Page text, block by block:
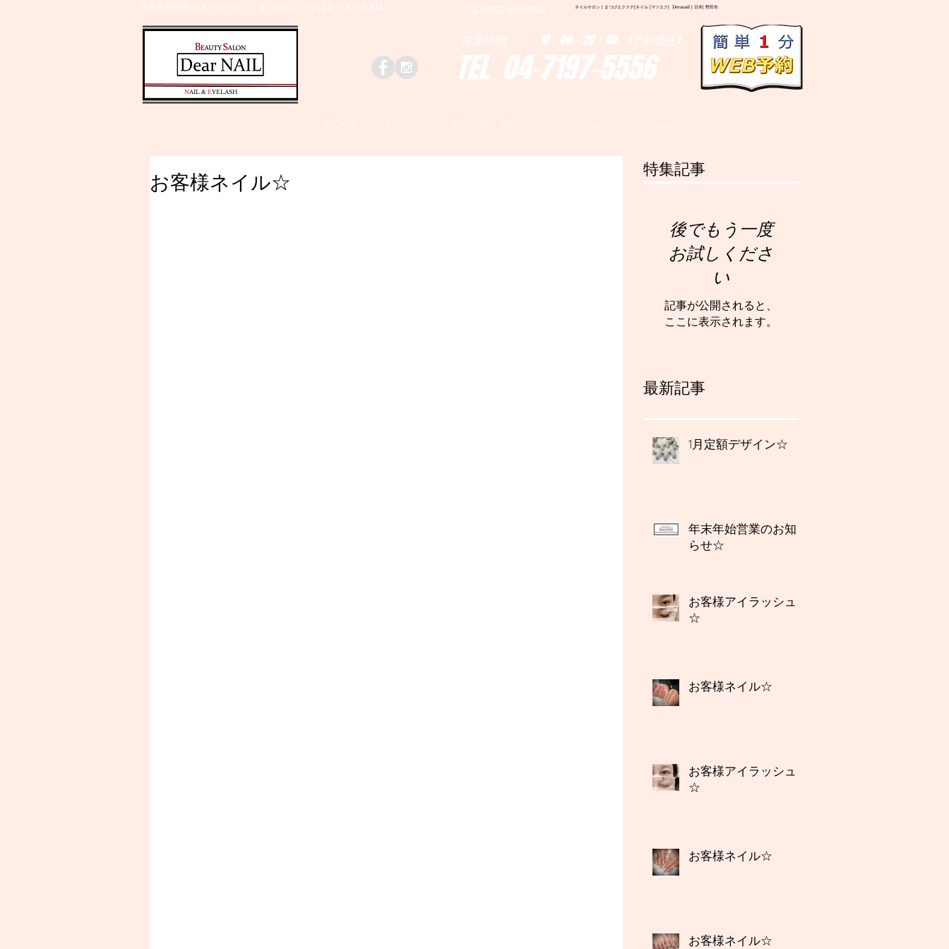
千葉県野田市のネイルサロン、まつげエクステはＤｅａｒＮAILへ ネイルサロン | まつげエクステ|ネイル |マツエク| Deranail | 日本| 野田市
千葉県野田市野田790-1
​NAIL & EYELASH
TEL 04-7197-5556
営業時間 10：00～20：00 (予約優先)
お客様ネイル☆
特集記事
後でもう一度
お試しくださ
い
記事が公開されると、
ここに表示されます。
最新記事
1月定額デザイン☆
年末年始営業のお知
らせ☆
お客様アイラッシュ
☆
お客様ネイル☆
お客様アイラッシュ
☆
お客様ネイル☆
お客様ネイル☆